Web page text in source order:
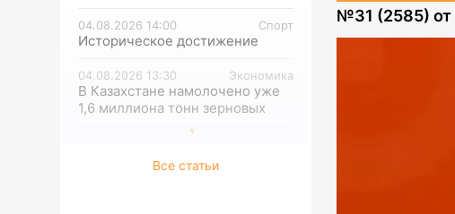
04.08.2026 14:00 Спорт
Историческое достижение
04.08.2026 13:30 Экономика
В Казахстане намолочено уже
1,6 миллиона тонн зерновых
Все статьи
№31 (2585) от